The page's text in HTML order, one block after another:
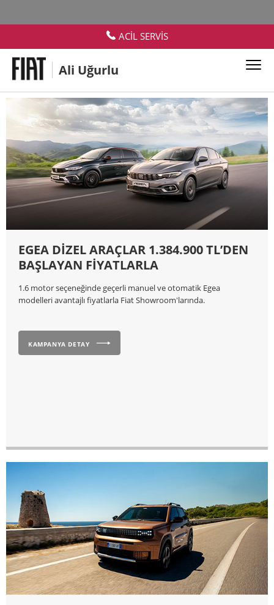
ACİL SERVİS
Ali Uğurlu
Kampanyalar
FIAT OTOMOBİL KAMPANYALARI
EGEA DİZEL ARAÇLAR 1.384.900 TL’DEN
BAŞLAYAN FİYATLARLA
1.6 motor seçeneğinde geçerli manuel ve otomatik Egea
modelleri avantajlı fiyatlarla Fiat Showroom'larında.
KAMPANYA DETAY